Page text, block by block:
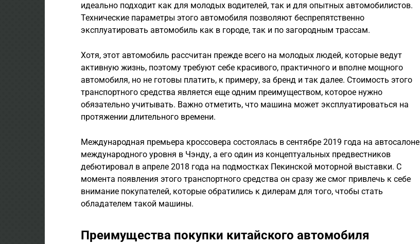
идеально подходит как для молодых водителей, так и для опытных автомобилистов.
Технические параметры этого автомобиля позволяют беспрепятственно
эксплуатировать автомобиль как в городе, так и по загородным трассам.
Хотя, этот автомобиль рассчитан прежде всего на молодых людей, которые ведут
активную жизнь, поэтому требуют себе красивого, практичного и вполне мощного
автомобиля, но не готовы платить, к примеру, за бренд и так далее. Стоимость этого
транспортного средства является еще одним преимуществом, которое нужно
обязательно учитывать. Важно отметить, что машина может эксплуатироваться на
протяжении длительного времени.
Международная премьера кроссовера состоялась в сентябре 2019 года на автосалоне
международного уровня в Чэнду, а его один из концептуальных предвестников
дебютировал в апреле 2018 года на подмостках Пекинской моторной выставки. С
момента появления этого транспортного средства он сразу же смог привлечь к себе
внимание покупателей, которые обратились к дилерам для того, чтобы стать
обладателем такой машины.
Преимущества покупки китайского автомобиля